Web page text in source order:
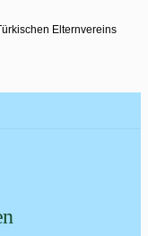
Elternvereins